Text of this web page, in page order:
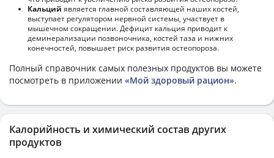
Кальций является главной составляющей наших костей,
выступает регулятором нервной системы, участвует в
мышечном сокращении. Дефицит кальция приводит к
деминерализации позвоночника, костей таза и нижних
конечностей, повышает риск развития остеопороза.
Полный справочник самых полезных продуктов вы можете
посмотреть в приложении «Мой здоровый рацион».
Калорийность и химический состав других
продуктов